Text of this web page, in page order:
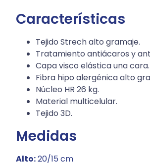
Características
Tejido Strech alto gramaje.
Tratamiento antiácaros y
Capa visco elástica una cara.
Fibra hipo alergénica alto
Núcleo HR 26 kg.
Material multicelular.
Tejido 3D.
Medidas
Alto:20/15 cm